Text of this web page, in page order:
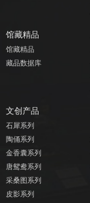
馆藏精品
馆藏精品
藏品数据库
文创产品
石犀系列
陶俑系列
金香囊系列
唐鸳鸯系列
采桑图系列
皮影系列